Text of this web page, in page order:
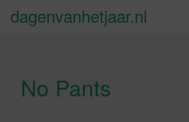
dagenvanhetjaar.nl
No Pants